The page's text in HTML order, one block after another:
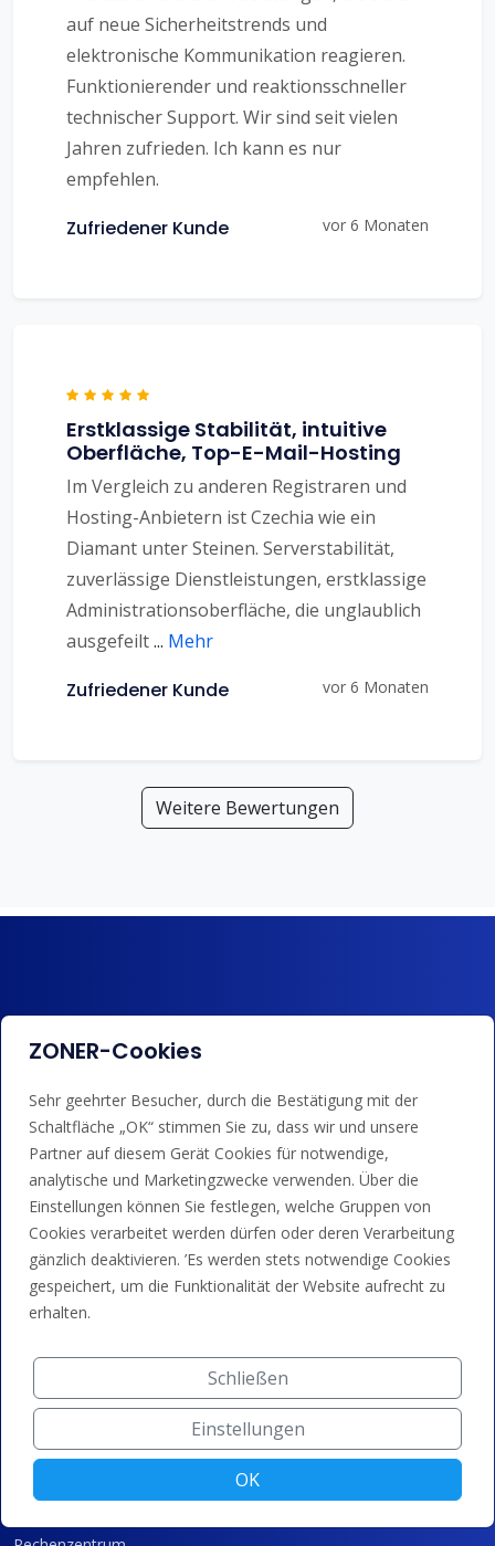
auf neue Sicherheitstrends und
elektronische Kommunikation reagieren.
Funktionierender und reaktionsschneller
technischer Support. Wir sind seit vielen
Jahren zufrieden. Ich kann es nur
empfehlen.
Zufriedener Kunde vor 6 Monaten
Erstklassige Stabilität, intuitive
Oberfläche, Top-E-Mail-Hosting
Im Vergleich zu anderen Registraren und
Hosting-Anbietern ist Czechia wie ein
Diamant unter Steinen. Serverstabilität,
zuverlässige Dienstleistungen, erstklassige
Administrationsoberfläche, die unglaublich
ausgefeilt... Mehr
Zufriedener Kunde vor 6 Monaten
Weitere Bewertungen
Dienstleistungen
Domain-Registrierung
SSL/TLS-Zertifikate
Domain-Parken
Domain-Weiterleitung
Technologie
100% DNSSEC
DNS-System
ZONER-Cookies
Sehr geehrter Besucher, durch die Bestätigung mit der
Schaltfläche „OK“ stimmen Sie zu, dass wir und unsere
Partner auf diesem Gerät Cookies für notwendige,
analytische und Marketingzwecke verwenden. Über die
Einstellungen können Sie festlegen, welche Gruppen von
Cookies verarbeitet werden dürfen oder deren Verarbeitung
gänzlich deaktivieren. ’Es werden stets notwendige Cookies
gespeichert, um die Funktionalität der Website aufrecht zu
erhalten.
Schließen
Einstellungen
OK